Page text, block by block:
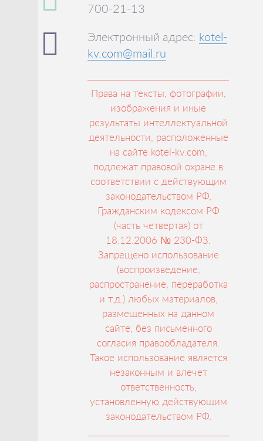
700-21-13
Электронный адрес: kotel-
kv.com@mail.ru
Права на тексты, фотографии,
изображения и иные
результаты интеллектуальной
деятельности, расположенные
на сайте kotel-kv.com,
подлежат правовой охране в
соответствии с действующим
законодательством РФ,
Гражданским кодексом РФ
(часть четвертая) от
18.12.2006 № 230-ФЗ.
Запрещено использование
(воспроизведение,
распространение, переработка
и т.д.) любых материалов,
размещенных на данном
сайте, без письменного
согласия правообладателя.
Такое использование является
незаконным и влечет
ответственность,
установленную действующим
законодательством РФ.